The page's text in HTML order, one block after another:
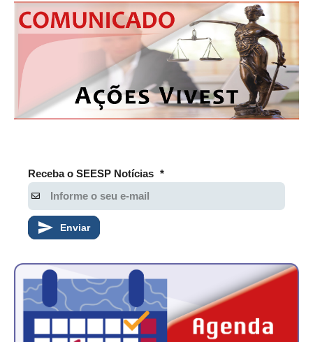
CARREIRA
AUTÔNOMOS E SERVIÇOS
NEWSLETTER
GUIA DAS ENGENHARIAS
ENGENHEIRO EMPREENDEDOR
SEESP EDUCAÇÃO
BENEFÍCIOS
APOSENTADORIA
CONVÊNIOS
Receba o SEESP Notícias *
Enviar